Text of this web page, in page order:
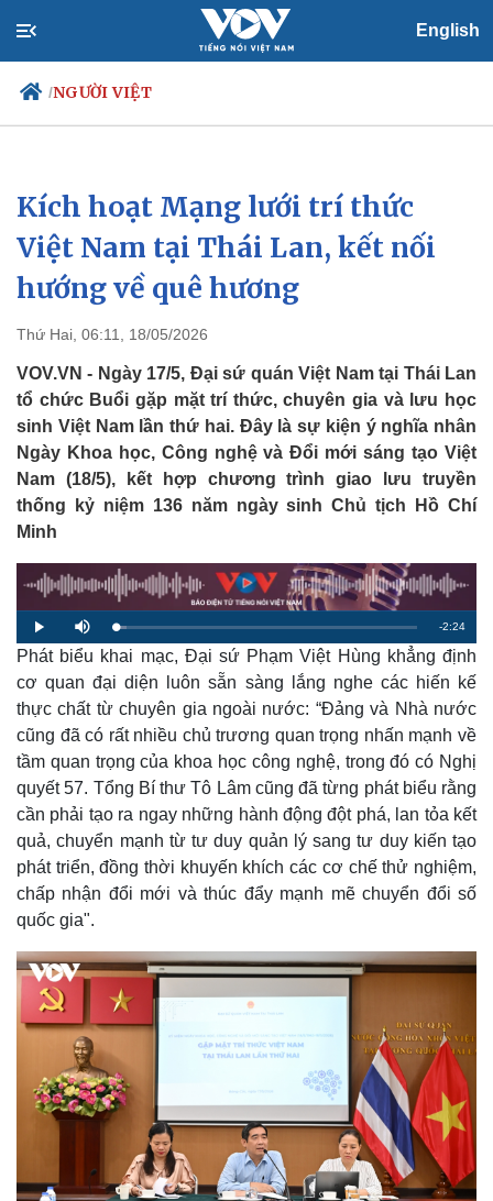
English
/NGƯỜI VIỆT
Chính trị
Đảng
Tổ chức nhân sự
Quốc hội
Nhận diện sự thật
Xã hội
Tin 24h
Dự báo thời tiết
Giáo dục
Dấu ấn VOV
Kích hoạt Mạng lưới trí thức
Việt Nam tại Thái Lan, kết nối
hướng về quê hương
Thứ Hai, 06:11, 18/05/2026
VOV.VN - Ngày 17/5, Đại sứ quán Việt Nam tại Thái Lan
tổ chức Buổi gặp mặt trí thức, chuyên gia và lưu học
sinh Việt Nam lần thứ hai. Đây là sự kiện ý nghĩa nhân
Ngày Khoa học, Công nghệ và Đổi mới sáng tạo Việt
Nam (18/5), kết hợp chương trình giao lưu truyền
thống kỷ niệm 136 năm ngày sinh Chủ tịch Hồ Chí
Minh
P
l
a
y
M
u
t
e
L
o
a
d
d
3
.
7
7
R
e
a
n
n
g
e
-2:24
Phát biểu khai mạc, Đại sứ Phạm Việt Hùng khẳng định
cơ quan đại diện luôn sẵn sàng lắng nghe các hiến kế
thực chất từ chuyên gia ngoài nước: “Đảng và Nhà nước
cũng đã có rất nhiều chủ trương quan trọng nhấn mạnh về
tầm quan trọng của khoa học công nghệ, trong đó có Nghị
quyết 57. Tổng Bí thư Tô Lâm cũng đã từng phát biểu rằng
cần phải tạo ra ngay những hành động đột phá, lan tỏa kết
quả, chuyển mạnh từ tư duy quản lý sang tư duy kiến tạo
phát triển, đồng thời khuyến khích các cơ chế thử nghiệm,
chấp nhận đổi mới và thúc đẩy mạnh mẽ chuyển đổi số
quốc gia".